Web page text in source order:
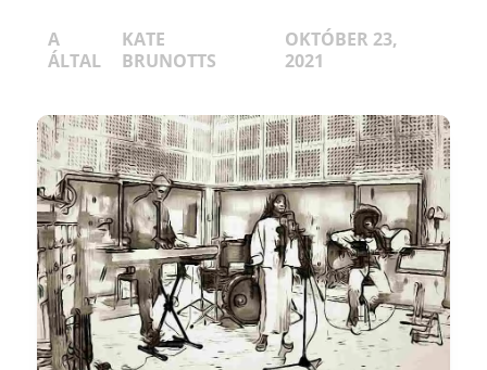
A
ÁLTAL
KATE
BRUNOTTS
OKTÓBER 23,
2021